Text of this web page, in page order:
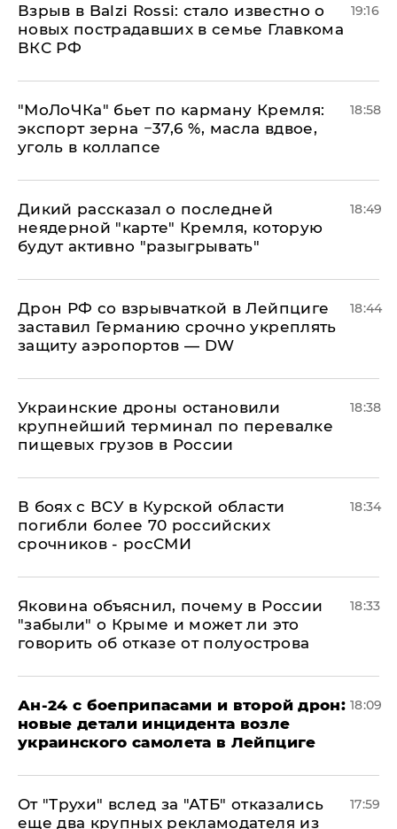
Взрыв в Balzi Rossi: стало известно о
новых пострадавших в семье Главкома
ВКС РФ
19:16
​"МоЛоЧКа" бьет по карману Кремля:
экспорт зерна −37,6 %, масла вдвое,
уголь в коллапсе
18:58
Дикий рассказал о последней
неядерной "карте" Кремля, которую
будут активно "разыгрывать"
18:49
​Дрон РФ со взрывчаткой в Лейпциге
заставил Германию срочно укреплять
защиту аэропортов — DW
18:44
Украинские дроны остановили
крупнейший терминал по перевалке
пищевых грузов в России
18:38
В боях с ВСУ в Курской области
погибли более 70 российских
срочников - росСМИ
18:34
Яковина объяснил, почему в России
"забыли" о Крыме и может ли это
говорить об отказе от полуострова
18:33
Ан-24 с боеприпасами и второй дрон:
новые детали инцидента возле
украинского самолета в Лейпциге
18:09
От "Трухи" вслед за "АТБ" отказались
еще два крупных рекламодателя из
17:59